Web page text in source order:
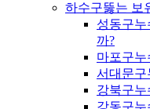
하수구뚫는 보
성동구누
까?
마포구누
서대문구
강북구누
강동구누